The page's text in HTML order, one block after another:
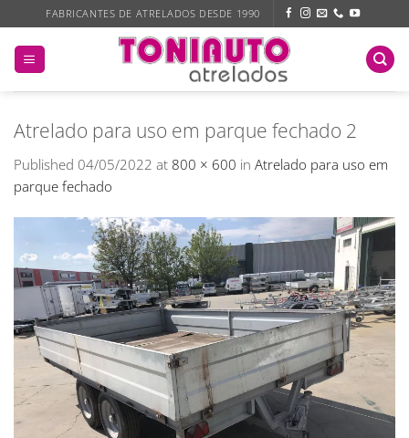
to
content
FABRICANTES DE ATRELADOS DESDE 1990
Atrelado para uso em parque fechado 2
Published 04/05/2022 at 800 × 600 in Atrelado para uso em
parque fechado